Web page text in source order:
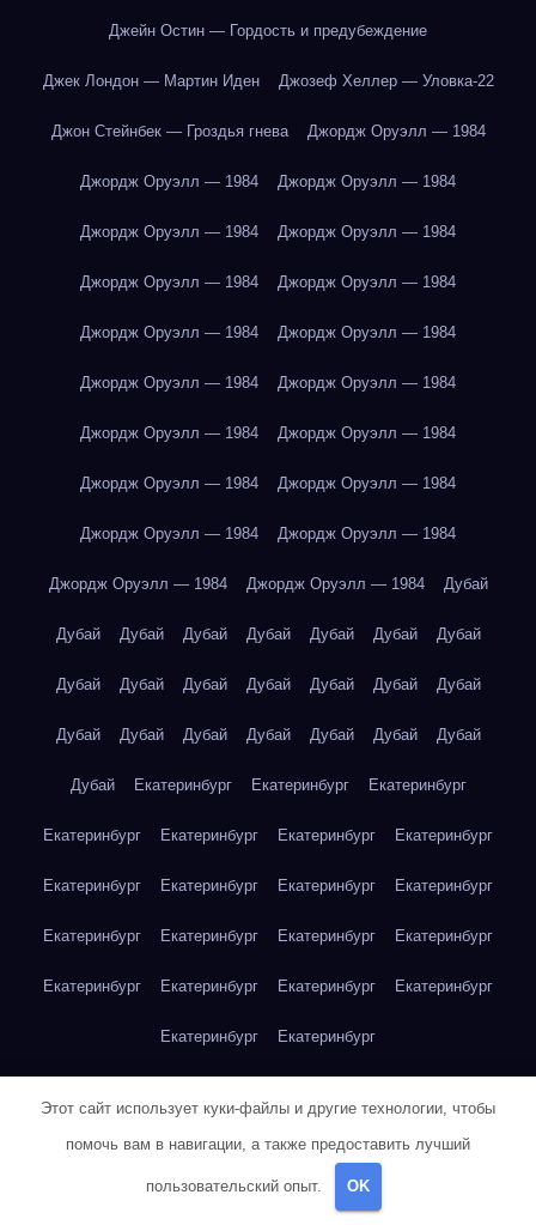
Джейн Остин — Гордость и предубеждение
Джек Лондон — Мартин Иден Джозеф Хеллер — Уловка-22
Джон Стейнбек — Гроздья гнева Джордж Оруэлл — 1984
Джордж Оруэлл — 1984 Джордж Оруэлл — 1984
Джордж Оруэлл — 1984 Джордж Оруэлл — 1984
Джордж Оруэлл — 1984 Джордж Оруэлл — 1984
Джордж Оруэлл — 1984 Джордж Оруэлл — 1984
Джордж Оруэлл — 1984 Джордж Оруэлл — 1984
Джордж Оруэлл — 1984 Джордж Оруэлл — 1984
Джордж Оруэлл — 1984 Джордж Оруэлл — 1984
Джордж Оруэлл — 1984 Джордж Оруэлл — 1984
Джордж Оруэлл — 1984 Джордж Оруэлл — 1984 Дубай
Дубай Дубай Дубай Дубай Дубай Дубай Дубай
Дубай Дубай Дубай Дубай Дубай Дубай Дубай
Дубай Дубай Дубай Дубай Дубай Дубай Дубай
Дубай Екатеринбург Екатеринбург Екатеринбург
Екатеринбург Екатеринбург Екатеринбург Екатеринбург
Екатеринбург Екатеринбург Екатеринбург Екатеринбург
Екатеринбург Екатеринбург Екатеринбург Екатеринбург
Екатеринбург Екатеринбург Екатеринбург Екатеринбург
Екатеринбург Екатеринбург
Жюль Верн — 20 000 лье под водой
Этот сайт использует куки-файлы и другие технологии, чтобы
помочь вам в навигации, а также предоставить лучший
пользовательский опыт. OK